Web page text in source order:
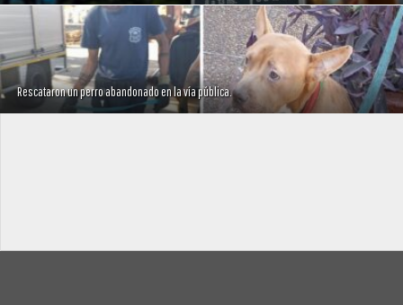
Rescataron un perro abandonado en la vía pública.